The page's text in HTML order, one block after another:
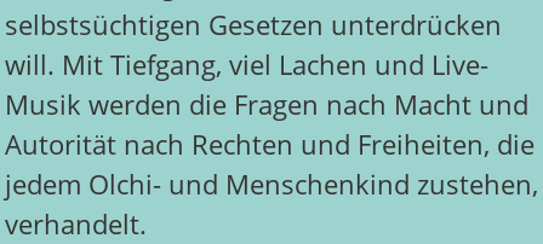
selbstsüchtigen Gesetzen unterdrücken
will. Mit Tiefgang, viel Lachen und Live-
Musik werden die Fragen nach Macht und
Autorität nach Rechten und Freiheiten, die
jedem Olchi- und Menschenkind zustehen,
verhandelt.